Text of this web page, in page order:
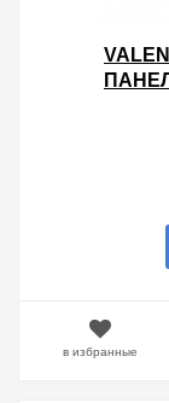
в избранные